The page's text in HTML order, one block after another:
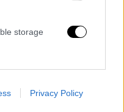
storage
and other
Privacy Policy
για τον Τραμπ και το
της Τεχεράνης - Ποιος
και drones